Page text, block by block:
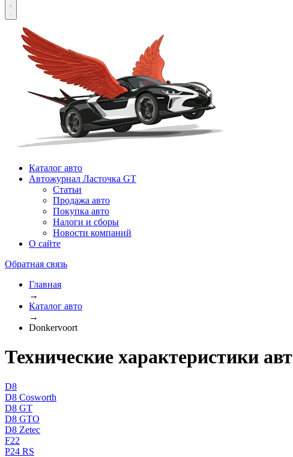
Каталог авто
Автожурнал Ласточка GT
Статьи
Продажа авто
Покупка авто
Налоги и сборы
Новости компаний
О сайте
Обратная связь
Главная
→
Каталог авто
→
Donkervoort
Технические характеристики
D8
D8 Cosworth
D8 GT
D8 GTO
D8 Zetec
F22
P24 RS